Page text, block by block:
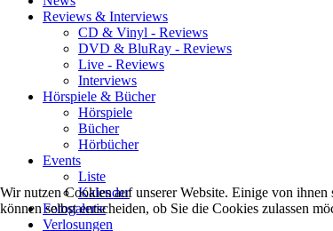
Reviews & Interviews
CD & Vinyl - Reviews
DVD & BluRay - Reviews
Live - Reviews
Interviews
Hörspiele & Bücher
Hörspiele
Bücher
Hörbücher
Events
Liste
Kalender
Fotogalerie
Verlosungen
Wir nutzen Cookies auf unserer Website. Einige von
können selbst entscheiden, ob Sie die Cookies zulassen